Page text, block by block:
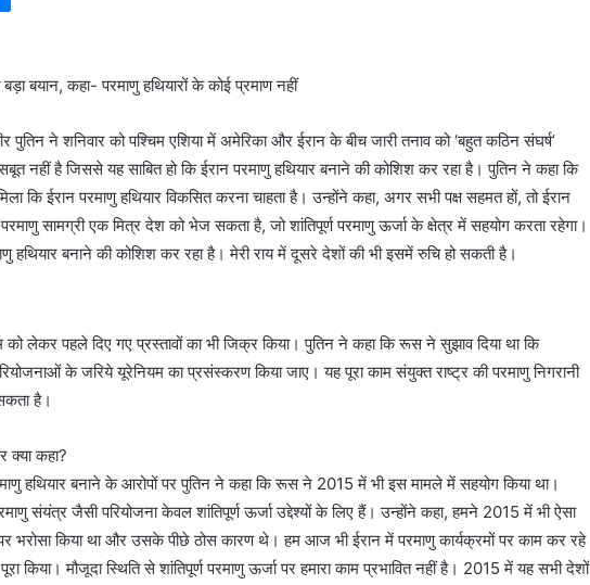
बयान, कहा- परमाणु हथियारों के कोई प्रमाण नहीं
पुतिन ने शनिवार को पश्चिम एशिया में अमेरिका और ईरान के बीच जारी तनाव को ‘बहुत कठिन संघर्ष’
नहीं है जिससे यह साबित हो कि ईरान परमाणु हथियार बनाने की कोशिश कर रहा है। पुतिन ने कहा कि
कि ईरान परमाणु हथियार विकसित करना चाहता है। उन्होंने कहा, अगर सभी पक्ष सहमत हों, तो ईरान
सामग्री एक मित्र देश को भेज सकता है, जो शांतिपूर्ण परमाणु ऊर्जा के क्षेत्र में सहयोग करता रहेगा।
हथियार बनाने की कोशिश कर रहा है। मेरी राय में दूसरे देशों की भी इसमें रुचि हो सकती है।
को लेकर पहले दिए गए प्रस्तावों का भी जिक्र किया। पुतिन ने कहा कि रूस ने सुझाव दिया था कि
के जरिये यूरेनियम का प्रसंस्करण किया जाए। यह पूरा काम संयुक्त राष्ट्र की परमाणु निगरानी
है।
क्या कहा?
हथियार बनाने के आरोपों पर पुतिन ने कहा कि रूस ने 2015 में भी इस मामले में सहयोग किया था।
संयंत्र जैसी परियोजना केवल शांतिपूर्ण ऊर्जा उद्देश्यों के लिए हैं। उन्होंने कहा, हमने 2015 में भी ऐसा
भरोसा किया था और उसके पीछे ठोस कारण थे। हम आज भी ईरान में परमाणु कार्यक्रमों पर काम कर रहे
किया। मौजूदा स्थिति से शांतिपूर्ण परमाणु ऊर्जा पर हमारा काम प्रभावित नहीं है। 2015 में यह सभी देशों